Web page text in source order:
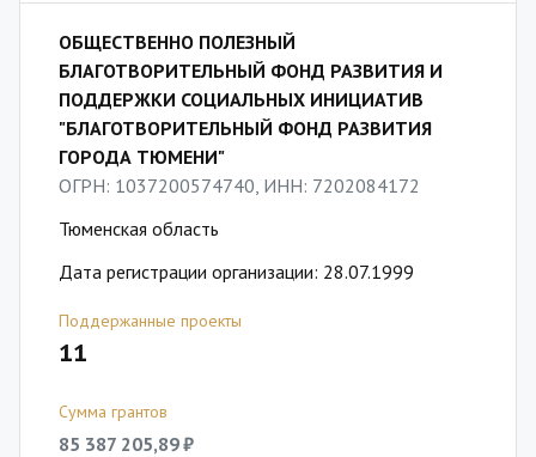
ОБЩЕСТВЕННО ПОЛЕЗНЫЙ
БЛАГОТВОРИТЕЛЬНЫЙ ФОНД РАЗВИТИЯ И
ПОДДЕРЖКИ СОЦИАЛЬНЫХ ИНИЦИАТИВ
"БЛАГОТВОРИТЕЛЬНЫЙ ФОНД РАЗВИТИЯ
ГОРОДА ТЮМЕНИ"
ОГРН: 1037200574740, ИНН: 7202084172
Тюменская область
Дата регистрации организации: 28.07.1999
Поддержанные проекты
11
Сумма грантов
85 387 205,89 ₽